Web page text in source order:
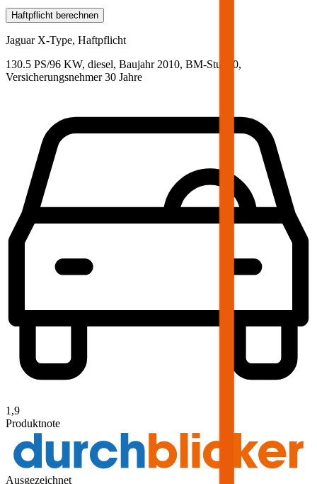
Haftpflicht berechnen
JaguarX-Type, Haftpflicht
130.5 PS/96 KW, diesel, Baujahr 2010, BM-Stufe 0,
Versicherungsnehmer 30 Jahre
1,9
Produktnote
Ausgezeichnet